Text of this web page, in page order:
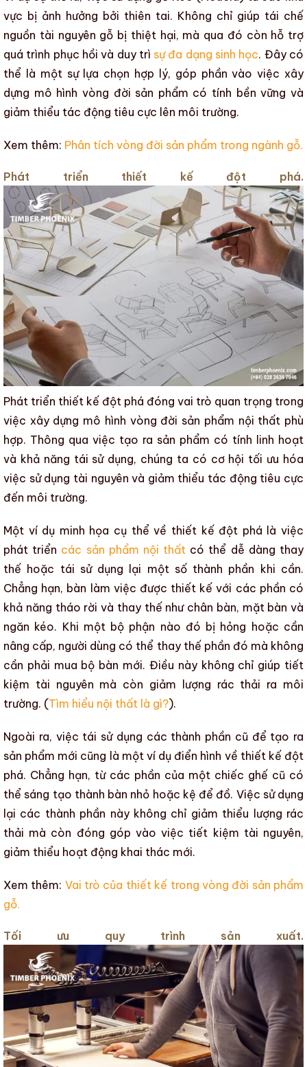
vực bị ảnh hưởng bởi thiên tai. Không chỉ giúp tái chế
nguồn tài nguyên gỗ bị thiệt hại, mà qua đó còn hỗ trợ
quá trình phục hồi và duy trì sự đa dạng sinh học. Đây có
thể là một sự lựa chọn hợp lý, góp phần vào việc xây
dựng mô hình vòng đời sản phẩm có tính bền vững và
giảm thiểu tác động tiêu cực lên môi trường.
Xem thêm: Phân tích vòng đời sản phẩm trong ngành gỗ.
Phát triển thiết kế đột phá.
Phát triển thiết kế đột phá đóng vai trò quan trọng trong
việc xây dựng mô hình vòng đời sản phẩm nội thất phù
hợp. Thông qua việc tạo ra sản phẩm có tính linh hoạt
và khả năng tái sử dụng, chúng ta có cơ hội tối ưu hóa
việc sử dụng tài nguyên và giảm thiểu tác động tiêu cực
đến môi trường.
Một ví dụ minh họa cụ thể về thiết kế đột phá là việc
phát triển các sản phẩm nội thất có thể dễ dàng thay
thế hoặc tái sử dụng lại một số thành phần khi cần.
Chẳng hạn, bàn làm việc được thiết kế với các phần có
khả năng tháo rời và thay thế như chân bàn, mặt bàn và
ngăn kéo. Khi một bộ phận nào đó bị hỏng hoặc cần
nâng cấp, người dùng có thể thay thế phần đó mà không
cần phải mua bộ bàn mới. Điều này không chỉ giúp tiết
kiệm tài nguyên mà còn giảm lượng rác thải ra môi
trường. (Tìm hiểu nội thất là gì?).
Ngoài ra, việc tái sử dụng các thành phần cũ để tạo ra
sản phẩm mới cũng là một ví dụ điển hình về thiết kế đột
phá. Chẳng hạn, từ các phần của một chiếc ghế cũ có
thể sáng tạo thành bàn nhỏ hoặc kệ để đồ. Việc sử dụng
lại các thành phần này không chỉ giảm thiểu lượng rác
thải mà còn đóng góp vào việc tiết kiệm tài nguyên,
giảm thiểu hoạt động khai thác mới.
Xem thêm: Vai trò của thiết kế trong vòng đời sản phẩm
gỗ.
Tối ưu quy trình sản xuất.